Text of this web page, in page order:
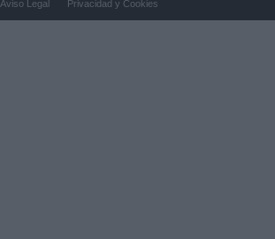
Aviso Legal Privacidad y Cookies